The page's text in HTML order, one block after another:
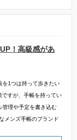
！高級感があ
を1つは持って歩きたい
ですが、手帳を持ってい
管理や予定を書き込む
メンズ手帳のブランド